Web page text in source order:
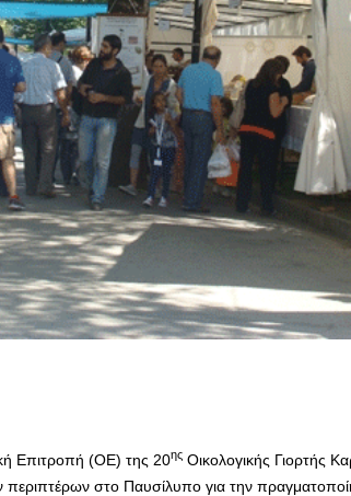
Επιτροπή (ΟΕ) της 20ης Οικολογικής Γιορτής
περιπτέρων στο Παυσίλυπο για την